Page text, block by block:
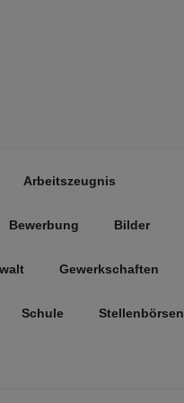
Arbeitszeugnis
Bewerbung Bilder
Gewerkschaften
Schule Stellenbörsen